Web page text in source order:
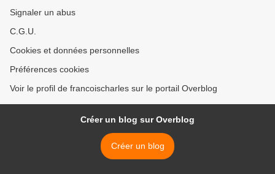
Signaler un abus
C.G.U.
Cookies et données personnelles
Préférences cookies
Voir le profil de francoischarles sur le portail Overblog
Créer un blog sur Overblog
Créer un blog